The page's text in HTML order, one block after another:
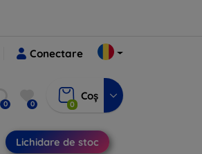
Conectare
0 0 0
Coș
Lichidare de stoc